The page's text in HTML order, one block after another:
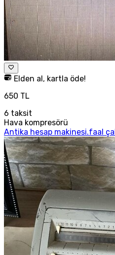
Elden al, kartla öde!
650 TL
6 taksit
Hava kompresörü
Antika hesap makinesi.faal